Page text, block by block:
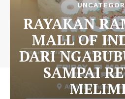
RAYAKAN
MALL OF
DARI
SAMPAI